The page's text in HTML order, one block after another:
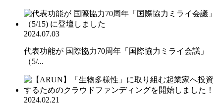
2024.07.03
代表功能が 国際協力70周年「国際協力ミライ会議」
（5/...
2024.02.21